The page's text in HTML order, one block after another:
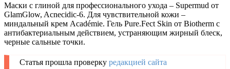
Маски с глиной для профессионального ухода – Supermud от
GlamGlow, Acnecidic-6. Для чувствительной кожи –
миндальный крем Académie. Гель Pure.Fect Skin от Biotherm с
антибактериальным действием, устраняющим жирный блеск,
черные сальные точки.
Статья прошла проверку редакцией сайта